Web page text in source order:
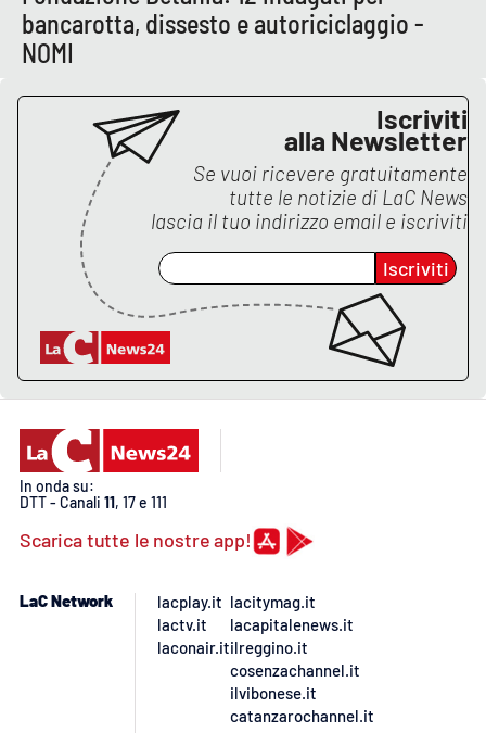
bancarotta, dissesto e autoriciclaggio -
NOMI
Iscriviti
alla Newsletter
Se vuoi ricevere gratuitamente
tutte le notizie di LaC News
lascia il tuo indirizzo email e iscriviti
Iscriviti
In onda su:
DTT - Canali 11, 17 e 111
Scarica tutte le nostre app!
LaC Network
lacplay.it
lactv.it
laconair.it
lacitymag.it
lacapitalenews.it
ilreggino.it
cosenzachannel.it
ilvibonese.it
catanzarochannel.it